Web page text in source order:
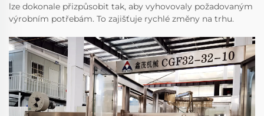
lze dokonale přizpůsobit tak, aby vyhovovaly požadovaným
výrobním potřebám. To zajišťuje rychlé změny na trhu.